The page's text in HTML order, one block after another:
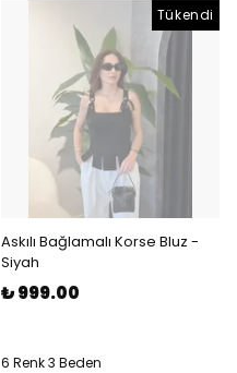
Tükendi
Askılı Bağlamalı Korse Bluz -
Siyah
₺ 999.00
6 Renk 3 Beden